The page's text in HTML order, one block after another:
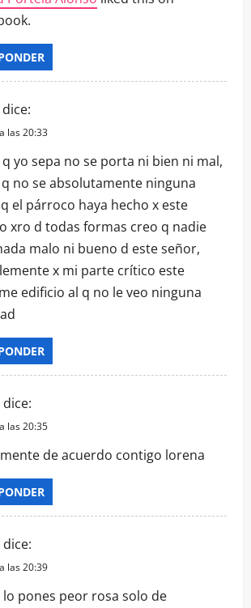
dice:
las 20:33
q yo sepa no se porta ni bien ni mal,
q no se absolutamente ninguna
el párroco haya hecho x este
xro d todas formas creo q nadie
malo ni bueno d este señor,
x mi parte crítico este
edificio al q no le veo ninguna
dice:
las 20:35
de acuerdo contigo lorena
dice:
las 20:39
lo pones peor rosa solo de